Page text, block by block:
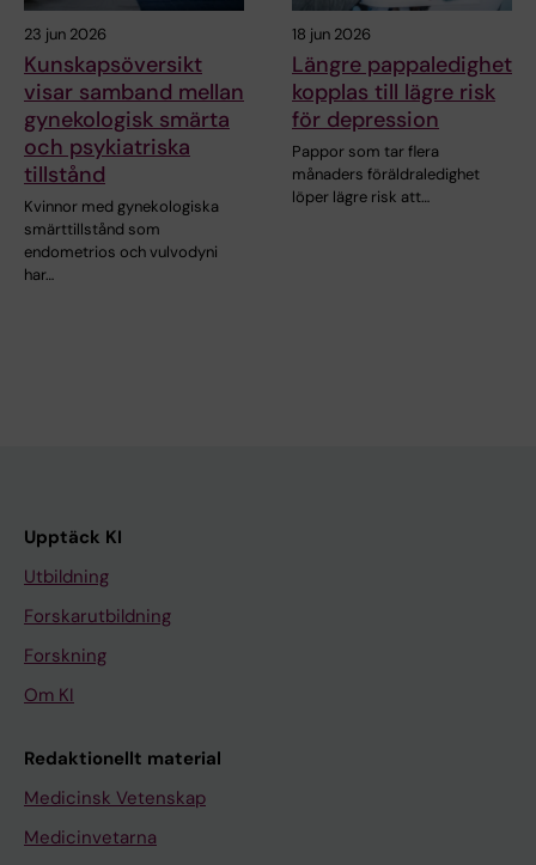
23 jun 2026
Kunskapsöversikt
visar samband mellan
gynekologisk smärta
och psykiatriska
tillstånd
Kvinnor med gynekologiska
smärttillstånd som
endometrios och vulvodyni
har…
18 jun 2026
Längre pappaledighet
kopplas till lägre risk
för depression
Pappor som tar flera
månaders föräldraledighet
löper lägre risk att…
Upptäck KI
Utbildning
Forskarutbildning
Forskning
Om KI
Redaktionellt material
Medicinsk Vetenskap
Medicinvetarna